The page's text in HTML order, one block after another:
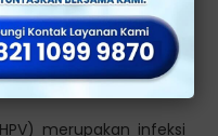
merupakan infeksi